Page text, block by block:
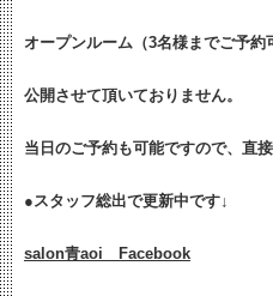
オープンルーム（3名様までご予約
公開させて頂いておりません。
当日のご予約も可能ですので、直
●スタッフ総出で更新中です↓
salon青aoi Facebook